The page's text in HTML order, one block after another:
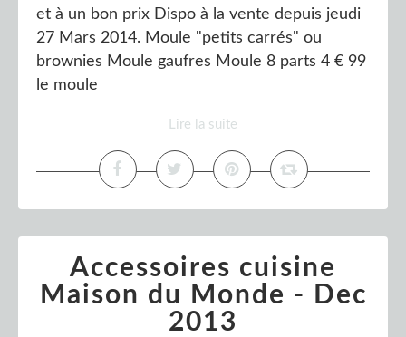
et à un bon prix Dispo à la vente depuis jeudi
27 Mars 2014. Moule "petits carrés" ou
brownies Moule gaufres Moule 8 parts 4 € 99
le moule
Lire la suite
Accessoires cuisine
Maison du Monde - Dec
2013